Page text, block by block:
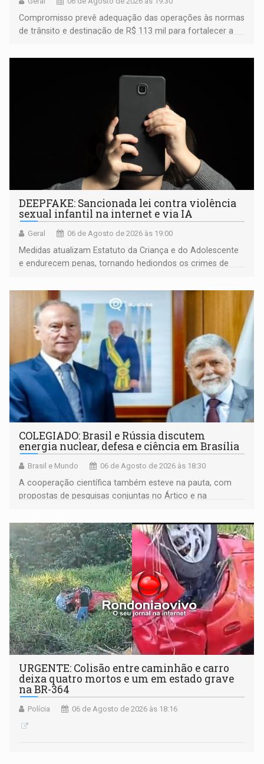
Compromisso prevê adequação das operações às normas
de trânsito e destinação de R$ 113 mil para fortalecer a
DEEPFAKE: Sancionada lei contra violência
sexual infantil na internet e via IA
Geral 06 de Agosto de 2026 às 19:00
Medidas atualizam Estatuto da Criança e do Adolescente
e endurecem penas, tornando hediondos os crimes de
COLEGIADO: Brasil e Rússia discutem
energia nuclear, defesa e ciência em Brasília
Brasil e Mundo 06 de Agosto de 2026 às 18:30
A cooperação científica também esteve na pauta, com
propostas de pesquisas conjuntas no Ártico e na
URGENTE: Colisão entre caminhão e carro
deixa quatro mortos e um em estado grave
na BR-364
Polícia 06 de Agosto de 2026 às 18:16